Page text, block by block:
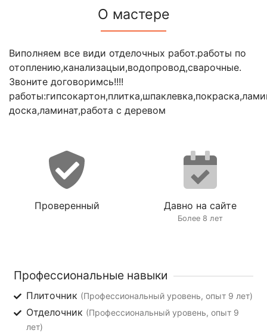
О мастере
Виполняем все види отделочных работ.работы по
отоплению,канализацыи,водопровод,сварочные.
Звоните договоримсь!!!!
доска,ламинат,работа с деревом
Проверенный Давно на сайте
Более 8 лет
Профессиональные навыки
Плиточник (Профессиональный уровень, опыт 9 лет)
Отделочник (Профессиональный уровень, опыт 9
лет)